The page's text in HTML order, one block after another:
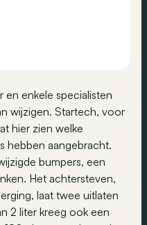
en enkele specialisten
wijzigen. Startech, voor
hier zien welke
hebben aangebracht.
bumpers, een
Het achtersteven,
laat twee uitlaten
2 liter kreeg ook een